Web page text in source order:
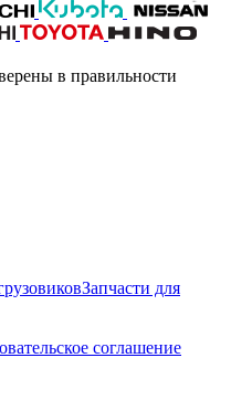
в правильности
Запчасти для
соглашение